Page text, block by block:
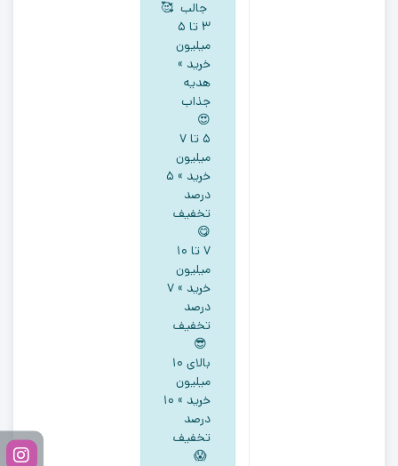
جالب 🥰
۳ تا ۵
میلیون
خرید »
هدیه
جذاب
😍
5 تا ۷
میلیون
خرید » ۵
درصد
تخفیف
😋
۷ تا ۱۰
میلیون
خرید » ۷
درصد
تخفیف
😎
بالای ۱۰
میلیون
خرید » ۱۰
درصد
تخفیف
😱